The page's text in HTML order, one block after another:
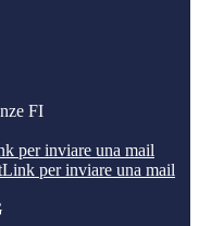
FI
per inviare una mail
Link per inviare una mail